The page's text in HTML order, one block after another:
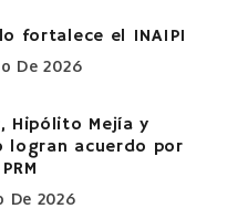
fortalece el INAIPI
De 2026
Hipólito Mejía y
logran acuerdo por
De 2026